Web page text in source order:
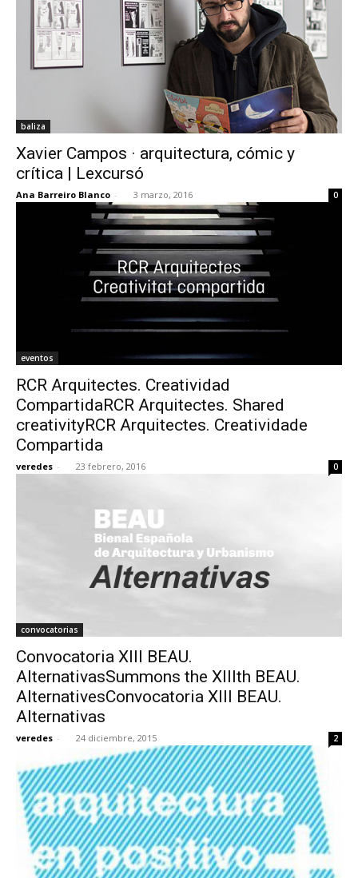
baliza
Xavier Campos · arquitectura, cómic y
crítica | Lexcursó
Ana Barreiro Blanco - 3 marzo, 2016 0
eventos
RCR Arquitectes. Creatividad
CompartidaRCR Arquitectes. Shared
creativityRCR Arquitectes. Creatividade
Compartida
veredes - 23 febrero, 2016 0
convocatorias
Convocatoria XIII BEAU.
AlternativasSummons the XIIIth BEAU.
AlternativesConvocatoria XIII BEAU.
Alternativas
veredes - 24 diciembre, 2015 2